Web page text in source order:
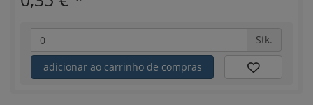
Stk.
adicionar ao carrinho de compras